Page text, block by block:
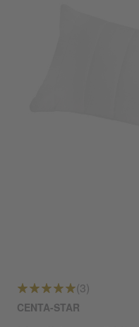
(3)
CENTA-STAR